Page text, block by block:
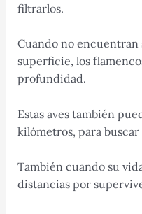
filtrarlos.
Cuando no
superficie, los
profundidad.
Estas aves también
kilómetros, para
También cuando su
distancias por